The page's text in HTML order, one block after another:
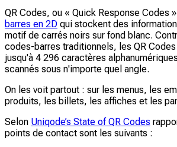
QR Codes, ou « Quick Response Codes
barres en 2D qui stockent des
motif de carrés noirs sur fond blanc.
codes-barres traditionnels, les QR
jusqu'à 4 296 caractères
scannés sous n'importe quel angle.
On les voit partout : sur les menus, les
produits, les billets, les affiches et les
Selon Uniqode’s State of QR Codes
points de contact sont les suivants :